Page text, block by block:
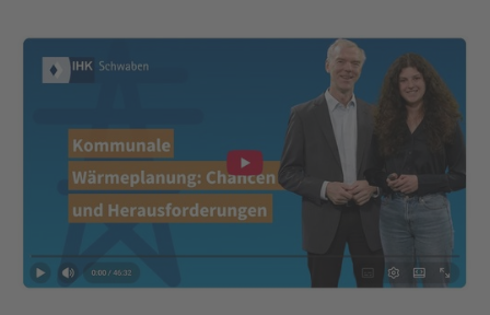
Bild in Lightbox zeigen